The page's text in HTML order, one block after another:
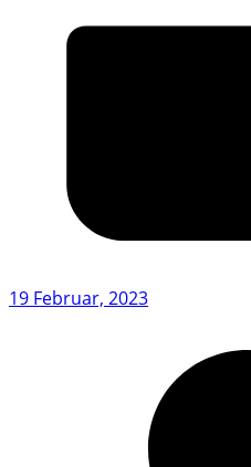
19 Februar, 2023